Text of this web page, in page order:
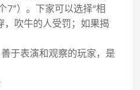
7”）。下家可以选择“相
，吹牛的人受罚；如果揭
于表演和观察的玩家，是